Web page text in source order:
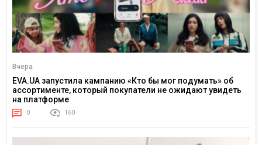
Вчера
EVA.UA запустила кампанию «Кто бы мог подумать» об
ассортименте, который покупатели не ожидают увидеть
на платформе
0 160